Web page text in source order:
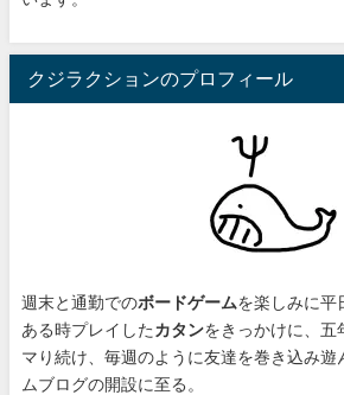
クジラクションのプロフィール
週末と通勤でのボードゲームを楽しみに平
ある時プレイした カタンをきっかけに、 五
マり続け 、毎週のように友達を巻き込み
ムブログの開設に至る。